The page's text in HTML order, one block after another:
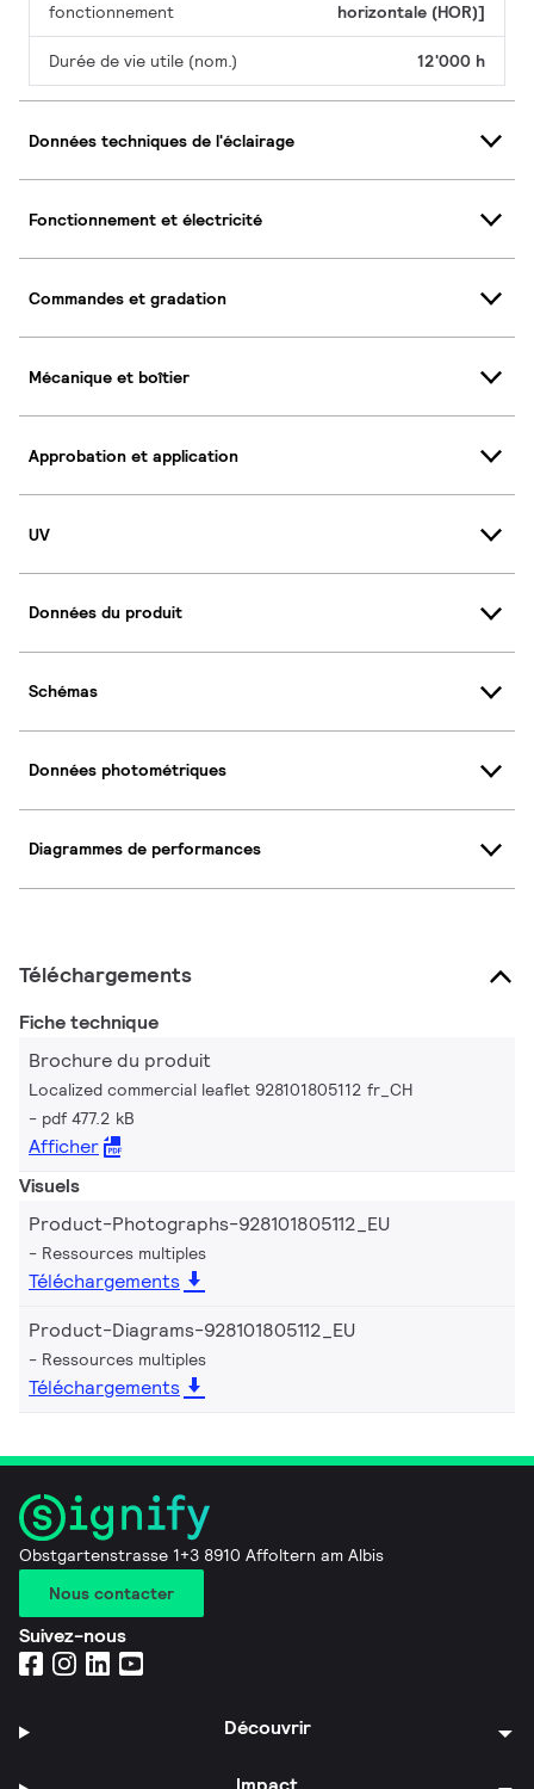
fonctionnement
horizontale (HOR)]
Durée de vie utile (nom.) 12'000 h
Données techniques de l'éclairage
Fonctionnement et électricité
Commandes et gradation
Mécanique et boîtier
Approbation et application
UV
Données du produit
Schémas
Données photométriques
Diagrammes de performances
Téléchargements
Fiche technique
Brochure du produit
Localized commercial leaflet 928101805112 fr_CH
pdf 477.2 kB
Afficher
Visuels
Product-Photographs-928101805112_EU
Ressources multiples
Téléchargements
Product-Diagrams-928101805112_EU
Ressources multiples
Téléchargements
Obstgartenstrasse 1+3 8910 Affoltern am Albis
Nous contacter
Suivez-nous
Découvrir